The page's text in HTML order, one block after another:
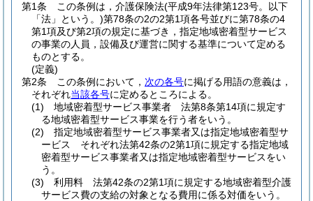
第1条
この条例は，介護保険法(平成9年法律第123号。以下
「法」という。)第78条の2の2第1項各号並びに第78条の4
第1項及び第2項の規定に基づき，指定地域密着型サービス
の事業の人員，設備及び運営に関する基準について定める
ものとする。
(定義)
第2条
この条例において， 次の各号に掲げる用語の意義は，
それぞれ当該各号に定めるところによる。
(1)
地域密着型サービス事業者 法第8条第14項に規定す
る地域密着型サービス事業を行う者をいう。
(2)
指定地域密着型サービス事業者又は指定地域密着型サ
ービス それぞれ法第42条の2第1項に規定する指定地域
密着型サービス事業者又は指定地域密着型サービスをい
う。
(3)
利用料 法第42条の2第1項に規定する地域密着型介護
サービス費の支給の対象となる費用に係る対価をいう。